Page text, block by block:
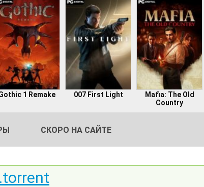
1 Remake 007 First Light
Mafia: The Old
Country
СКОРО НА САЙТЕ